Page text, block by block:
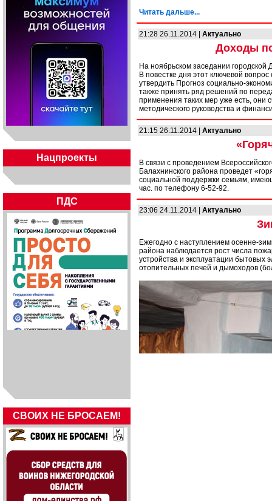
Нацпроекты
ПДС
СВОИХ НЕ БРОСАЕМ!
Читать дальше...
21:28 26.11.2014 | Актуально
Доходы
На ноябрьском заседании
В повестке дня этот ключевой
утвердить Прогноз социально-
также принять ряд решений по
применения таких мер уже есть, они
методического руководства и
21:15 26.11.2014 | Актуально
В связи с проведением
Балахнинского района проведет
социальной поддержки семьям,
час. по телефону 6-52-92.
23:06 24.11.2014 | Актуально
Ежегодно с наступлением осенне-
района наблюдается рост числа
устройства и эксплуатации бытовых
отопительных печей и дымоходов